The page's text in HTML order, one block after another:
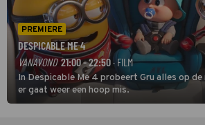
PREMIERE
DESPICABLE ME 4
VANAVOND 21:00 - 22:50 · FILM
In Despicable Me 4 probeert Gru alles op
er gaat weer een hoop mis.